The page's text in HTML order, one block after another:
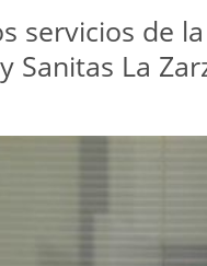
servicios de
Sanitas La